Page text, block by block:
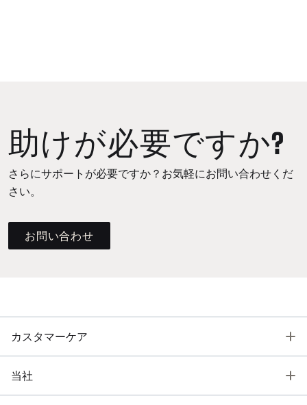
助けが必要ですか?
さらにサポートが必要ですか？お気軽にお問い合わせくだ
さい。
お問い合わせ
カスタマーケア
当社